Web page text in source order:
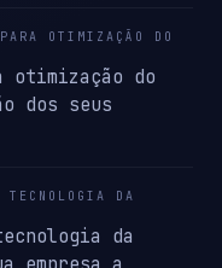
OTIMIZAÇÃO DO
otimização do
dos seus
DA
da